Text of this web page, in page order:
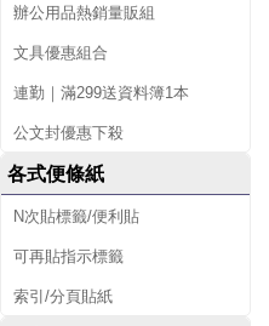
辦公用品熱銷量販組
文具優惠組合
連勤｜滿299送資料簿1本
公文封優惠下殺
各式便條紙
N次貼標籤/便利貼
可再貼指示標籤
索引/分頁貼紙